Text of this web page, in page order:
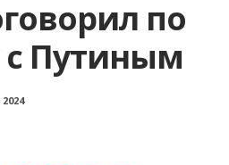
по
Путиным